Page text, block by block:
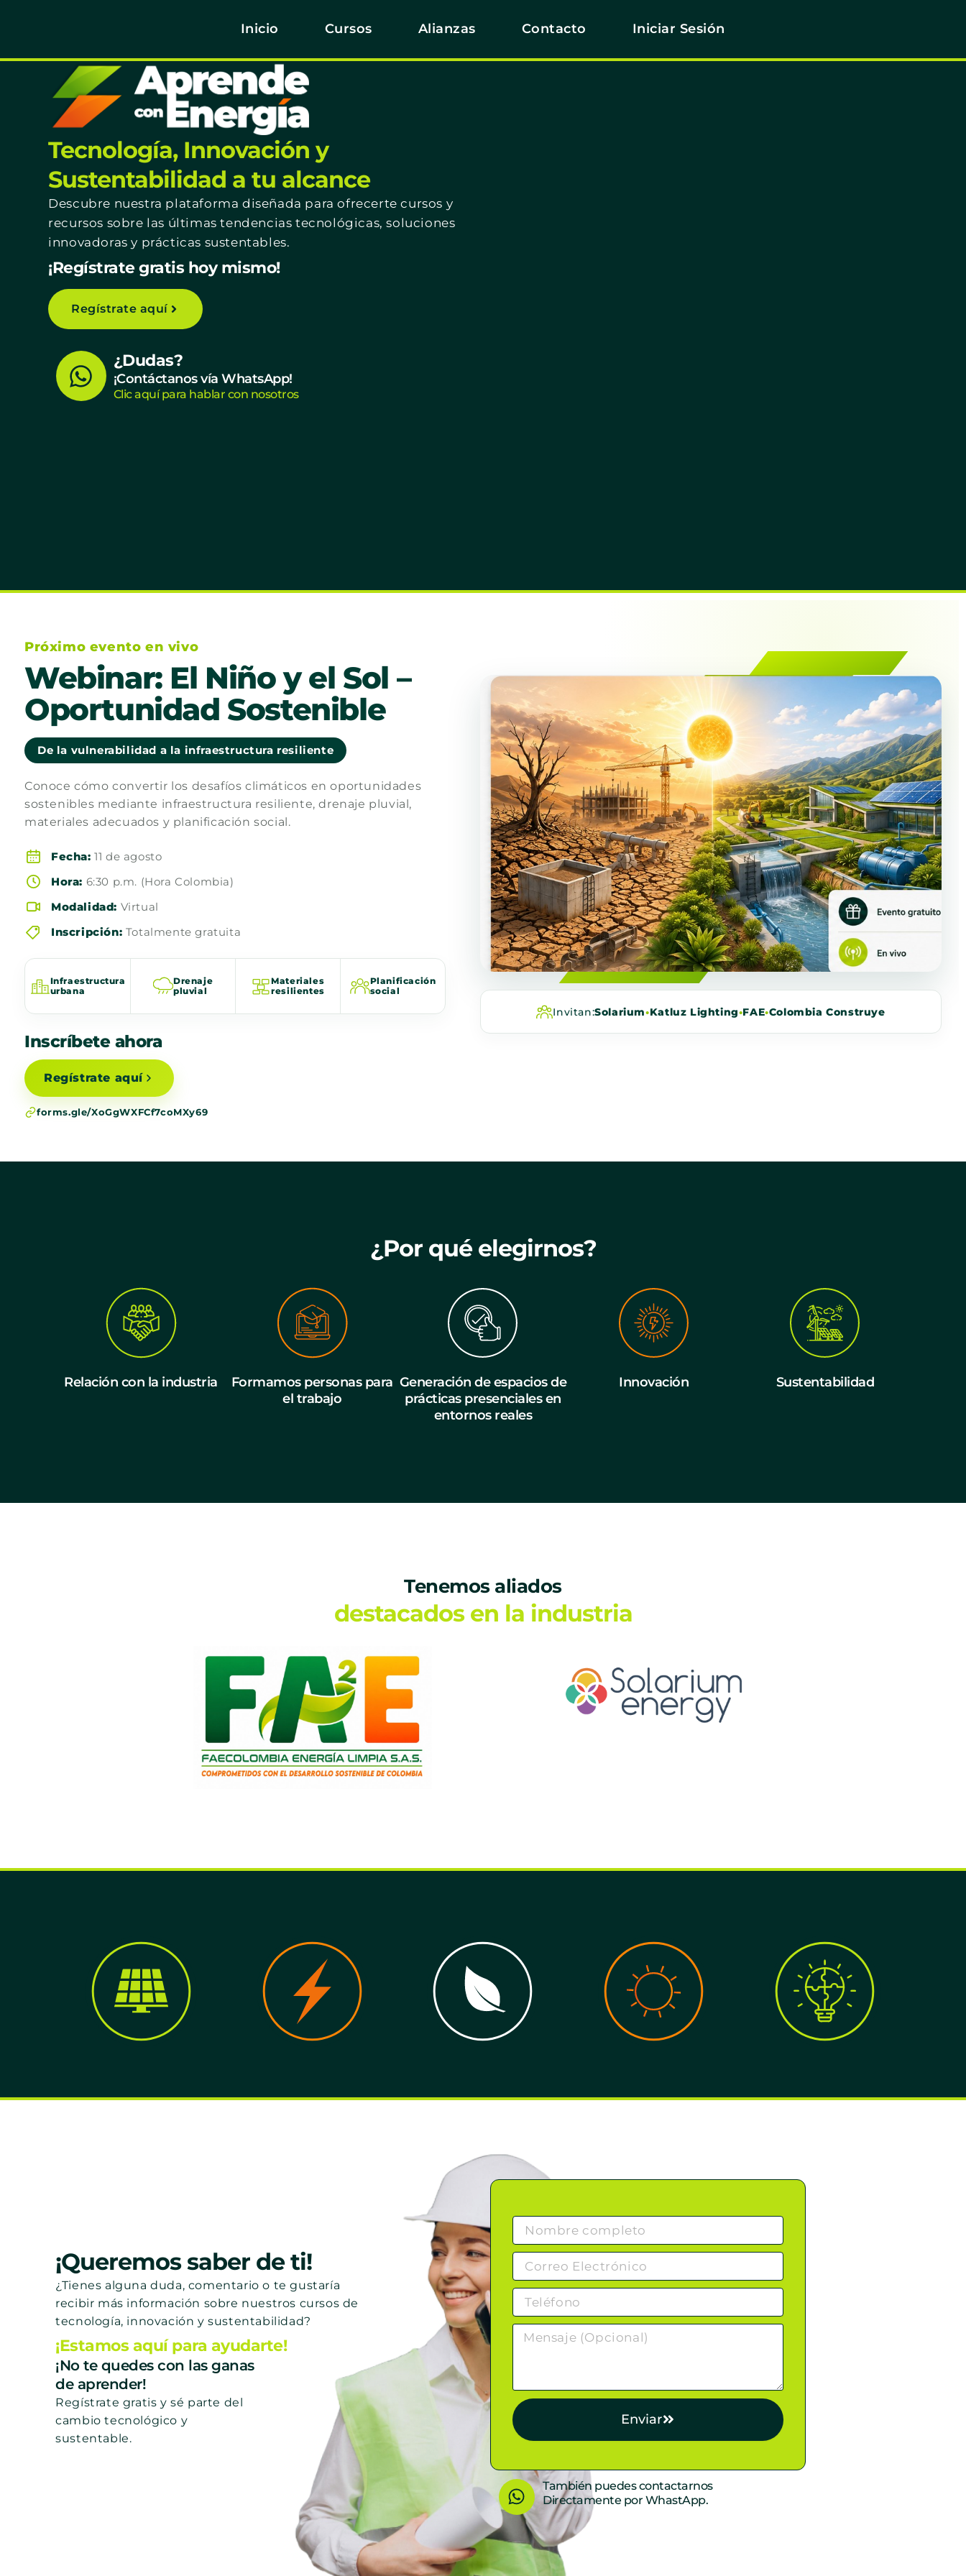
Inicio Cursos Alianzas Contacto Iniciar Sesión
Tecnología, Innovación y
Sustentabilidad a tu alcance
Descubre nuestra plataforma diseñada para ofrecerte cursos y
recursos sobre las últimas tendencias tecnológicas, soluciones
innovadoras y prácticas sustentables.
¡Regístrate gratis hoy mismo!
Regístrate aquí
W
h
¿Dudas?
¡Contáctanos vía WhatsApp!
Clic aquí para hablar con nosotros
Próximo evento en vivo
Webinar: El Niño y el Sol –
Oportunidad Sostenible
De la vulnerabilidad a la infraestructura resiliente
Conoce cómo convertir los desafíos climáticos en oportunidades
sostenibles mediante infraestructura resiliente, drenaje pluvial,
materiales adecuados y planificación social.
Fecha: 11 de agosto
Hora: 6:30 p.m. (Hora Colombia)
Modalidad: Virtual
Inscripción: Totalmente gratuita
Infraestructura
urbana
Drenaje
pluvial
Materiales
resilientes
Planificación
social
Inscríbete ahora
Regístrate aquí
forms.gle/XoGgWXFCf7coMXy69
Invitan:Solarium•Katluz Lighting•FAE•Colombia Construye
¿Por qué elegirnos?
Relación con la industria
Formamos personas para
el trabajo
Generación de espacios de
prácticas presenciales en
entornos reales
Innovación Sustentabilidad
Tenemos aliados
destacados en la industria
¡Queremos saber de ti!
¿Tienes alguna duda, comentario o te gustaría
recibir más información sobre nuestros cursos de
tecnología, innovación y sustentabilidad?
¡Estamos aquí para ayudarte!
¡No te quedes con las ganas
de aprender!
Regístrate gratis y sé parte del
cambio tecnológico y
sustentable.
Enviar
W
h
a
t
También puedes contactarnos
Directamente por WhastApp.